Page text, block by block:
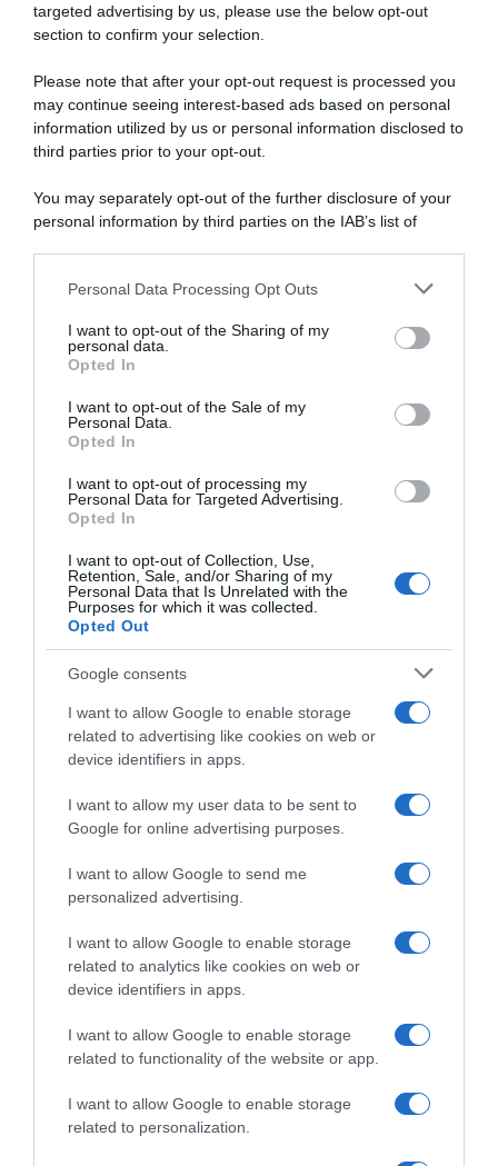
targeted advertising by us, please use the below opt-out
section to confirm your selection.
Please note that after your opt-out request is processed you
may continue seeing interest-based ads based on personal
information utilized by us or personal information disclosed to
third parties prior to your opt-out.
You may separately opt-out of the further disclosure of your
personal information by third parties on the IAB’s list of
This information may also be disclosed by us to third parties
disclose it to other third parties.
Please note that this website/app uses one or more Google
services and may gather and store information including but
not limited to your visit or usage behaviour. You may click to
grant or deny consent to Google and its third-party tags to
consent section.
Personal Data Processing Opt Outs
I want to opt-out of the Sharing of my
personal data.
Opted In
I want to opt-out of the Sale of my
Personal Data.
Opted In
I want to opt-out of processing my
Personal Data for Targeted Advertising.
Opted In
I want to opt-out of Collection, Use,
Retention, Sale, and/or Sharing of my
Personal Data that Is Unrelated with the
Purposes for which it was collected.
Opted Out
Google consents
I want to allow Google to enable storage
related to advertising like cookies on web or
device identifiers in apps.
I want to allow my user data to be sent to
Google for online advertising purposes.
I want to allow Google to send me
personalized advertising.
I want to allow Google to enable storage
related to analytics like cookies on web or
device identifiers in apps.
I want to allow Google to enable storage
related to functionality of the website or app.
I want to allow Google to enable storage
related to personalization.
26 Novembre 2025, 19:31
Tom Dumoulin: “Al Giro ho spento la tv
davanti all’errore di Del Toro e UAE. È il
modo più stupido di perdere”
4 Novembre 2025, 17:33
Tom Dumoulin: “Sono felice di non essere
più un corridore. È diventato tutto
scientifico e difficile”
WorldTour
26 Ottobre 2025, 8:56
Tom Dumoulin: “Non mi annoio a veder
vincere Pogačar, anche se preferirei